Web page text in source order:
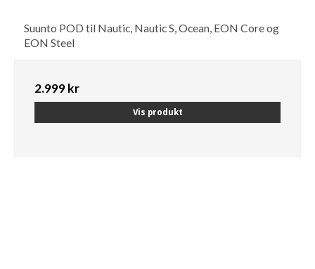
Suunto POD til Nautic, Nautic S, Ocean, EON Core og
EON Steel
2.999 kr
Vis produkt